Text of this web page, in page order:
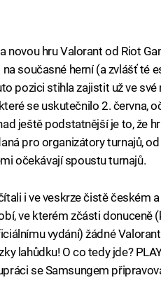
novou hru Valorant od Riot
na současné herní (a zvlášť té
pozici stihla zajistit už ve
se uskutečnilo 2. června,
ještě podstatnější je to, že
pro organizátory turnajů,
očekávají spoustu turnajů.
i ve veskrze čistě českém
ve kterém zčásti donuceně
vydání) žádné
lahůdku! O co tedy jde?
se Samsungem